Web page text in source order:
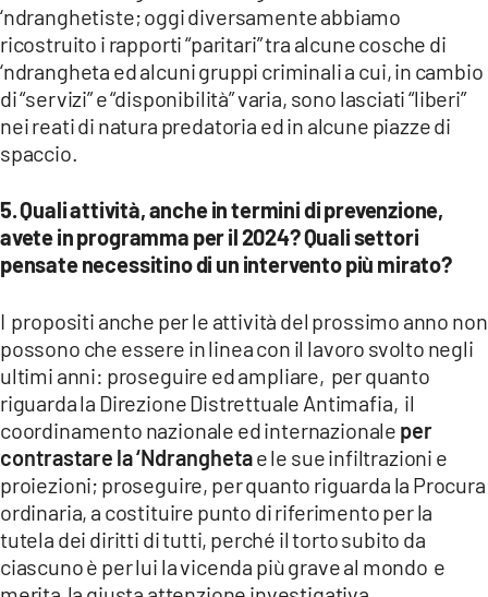
‘ndranghetiste; oggi diversamente abbiamo
ricostruito i rapporti “paritari” tra alcune cosche di
‘ndrangheta ed alcuni gruppi criminali a cui, in cambio
di “servizi” e “disponibilità” varia, sono lasciati “liberi”
nei reati di natura predatoria ed in alcune piazze di
spaccio.
5. ⁠Quali attività, anche in termini di prevenzione,
avete in programma per il 2024? Quali settori
pensate necessitino di un intervento più mirato?
I propositi anche per le attività del prossimo anno non
possono che essere in linea con il lavoro svolto negli
ultimi anni: proseguire ed ampliare, per quanto
riguarda la Direzione Distrettuale Antimafia, il
coordinamento nazionale ed internazionale per
contrastare la ‘Ndranghetae le sue infiltrazioni e
proiezioni; proseguire, per quanto riguarda la Procura
ordinaria, a costituire punto di riferimento per la
tutela dei diritti di tutti, perché il torto subito da
ciascuno è per lui la vicenda più grave al mondo e